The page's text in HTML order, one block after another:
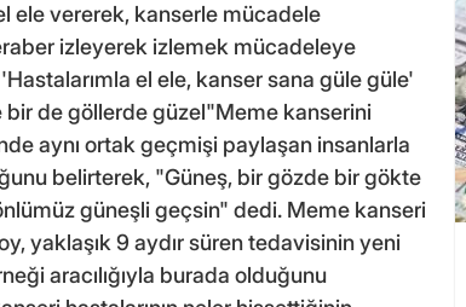
ele vererek, kanserle mücadele
izleyerek izlemek mücadeleye
el ele, kanser sana güle güle'
de göllerde güzel"Meme kanserini
aynı ortak geçmişi paylaşan insanlarla
belirterek, "Güneş, bir gözde bir gökte
güneşli geçsin" dedi. Meme kanseri
yaklaşık 9 aydır süren tedavisinin yeni
aracılığıyla burada olduğunu